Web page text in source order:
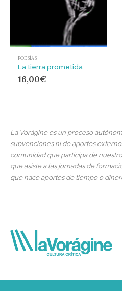
POESÍAS
La tierra prometida
16,00€
La Vorágine es un proceso
subvenciones ni de aportes
comunidad que participa de
que asiste a las jornadas de
que hace aportes de tiempo o